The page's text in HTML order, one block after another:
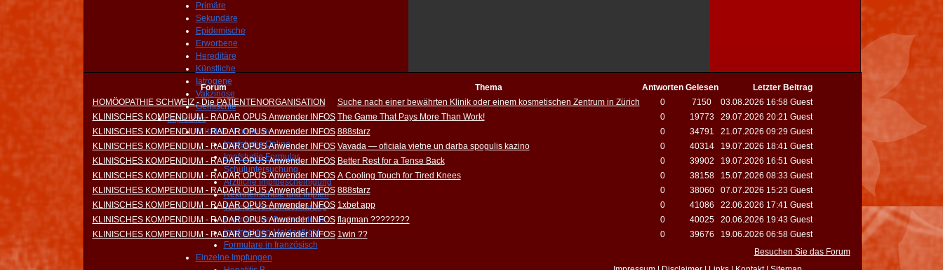
Primäre
Sekundäre
Epidemische
Erworbene
Hereditäre
Künstliche
Iatrogene
Vakzinose
Gemischte
Impfstatus
Nützliche Formulare
Impfstudie Online
Impfstudie Formular
Schuluntersuchung
Ärztliche Impfbescheinigung
Rekrutenschule und Impfen
Tetanus Verzichtserklärung
Impfreaktion Beobachtung
Impfreaktion Meldepflicht
Formulare in französisch
Einzelne Impfungen
Forum Thema Antworten Gelesen
Letzter Beitrag
HOMÖOPATHIE SCHWEIZ - Die PATIENTENORGANISATION
Suche nach einer bewährten Klinik oder einem kosmetischen Zentrum in Zürich 0 7150
03.08.2026 16:58 Guest
KLINISCHES KOMPENDIUM - RADAR OPUS Anwender INFOS The Game That Pays More Than Work! 0 19773
29.07.2026 20:21 Guest
KLINISCHES KOMPENDIUM - RADAR OPUS Anwender INFOS 888starz 0 34791
21.07.2026 09:29 Guest
KLINISCHES KOMPENDIUM - RADAR OPUS Anwender INFOS Vavada — oficiala vietne un darba spogulis kazino 0 40314
19.07.2026 18:41 Guest
KLINISCHES KOMPENDIUM - RADAR OPUS Anwender INFOS Better Rest for a Tense Back 0 39902
19.07.2026 16:51 Guest
KLINISCHES KOMPENDIUM - RADAR OPUS Anwender INFOS A Cooling Touch for Tired Knees 0 38158
15.07.2026 08:33 Guest
KLINISCHES KOMPENDIUM - RADAR OPUS Anwender INFOS 888starz 0 38060
07.07.2026 15:23 Guest
KLINISCHES KOMPENDIUM - RADAR OPUS Anwender INFOS 1xbet app 0 41086
22.06.2026 17:41 Guest
KLINISCHES KOMPENDIUM - RADAR OPUS Anwender INFOS flagman ???????? 0 40025
20.06.2026 19:43 Guest
KLINISCHES KOMPENDIUM - RADAR OPUS Anwender INFOS 1win ?? 0 39676
19.06.2026 06:58 Guest
Besuchen Sie das Forum